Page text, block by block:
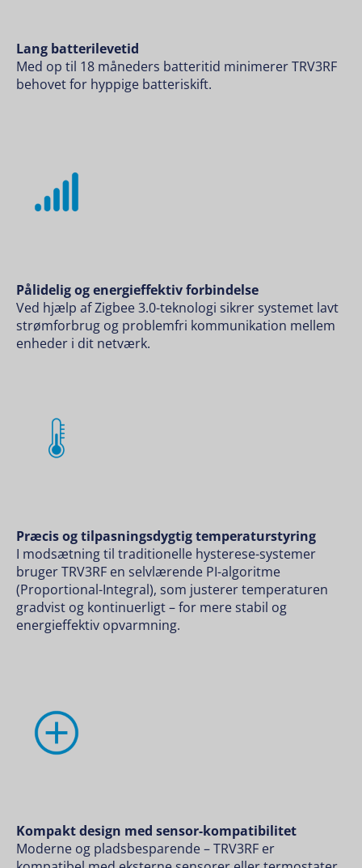
Lang batterilevetid
Med op til 18 måneders batteritid minimerer TRV3RF
behovet for hyppige batteriskift.
Pålidelig og energieffektiv forbindelse
Ved hjælp af Zigbee 3.0-teknologi sikrer systemet lavt
strømforbrug og problemfri kommunikation mellem
enheder i dit netværk.
Præcis og tilpasningsdygtig temperaturstyring
I modsætning til traditionelle hysterese-systemer
bruger TRV3RF en selvlærende PI-algoritme
(Proportional-Integral), som justerer temperaturen
gradvist og kontinuerligt – for mere stabil og
energieffektiv opvarmning.
Kompakt design med sensor-kompatibilitet
Moderne og pladsbesparende – TRV3RF er